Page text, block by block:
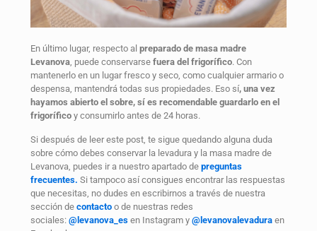
En último lugar, respecto al preparado de masa madre
Levanova , puede conservarse fuera del frigorífico. Con
mantenerlo en un lugar fresco y seco, como cualquier armario o
despensa, mantendrá todas sus propiedades. Eso sí, una vez
hayamos abierto el sobre, sí es recomendable guardarlo en el
frigorífico y consumirlo antes de 24 horas.
Si después de leer este post, te sigue quedando alguna duda
sobre cómo debes conservar la levadura y la masa madre de
Levanova, puedes ir a nuestro apartado de preguntas
frecuentes. Si tampoco así consigues encontrar las respuestas
que necesitas, no dudes en escribirnos a través de nuestra
sección de contacto o de nuestras redes
sociales: @levanova_es en Instagram y @levanovalevadura en